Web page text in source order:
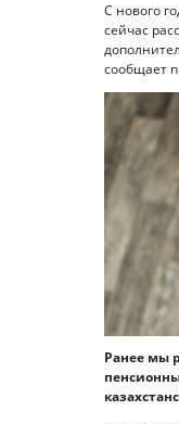
С нового
сейчас
сообщает
Ранее мы